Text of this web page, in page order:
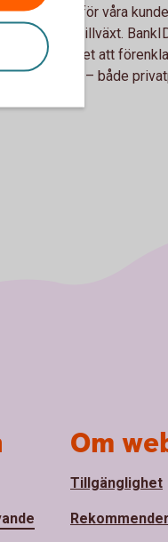
enklare för våra
bidrar till tillväxt.
möjlighet att
– både
Om
Tillgänglighet